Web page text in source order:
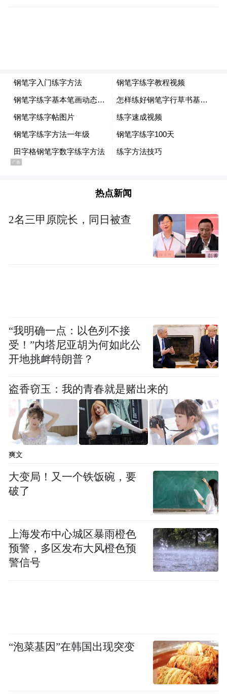
热点新闻
2名三甲原院长，同日被查
“我明确一点：以色列不接
受！”内塔尼亚胡为何如此公
开地挑衅特朗普？
盗香窃玉：我的青春就是赌出来的
爽文
大变局！又一个铁饭碗，要
破了
上海发布中心城区暴雨橙色
预警，多区发布大风橙色预
警信号
“泡菜基因”在韩国出现突变